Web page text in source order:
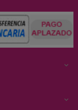

